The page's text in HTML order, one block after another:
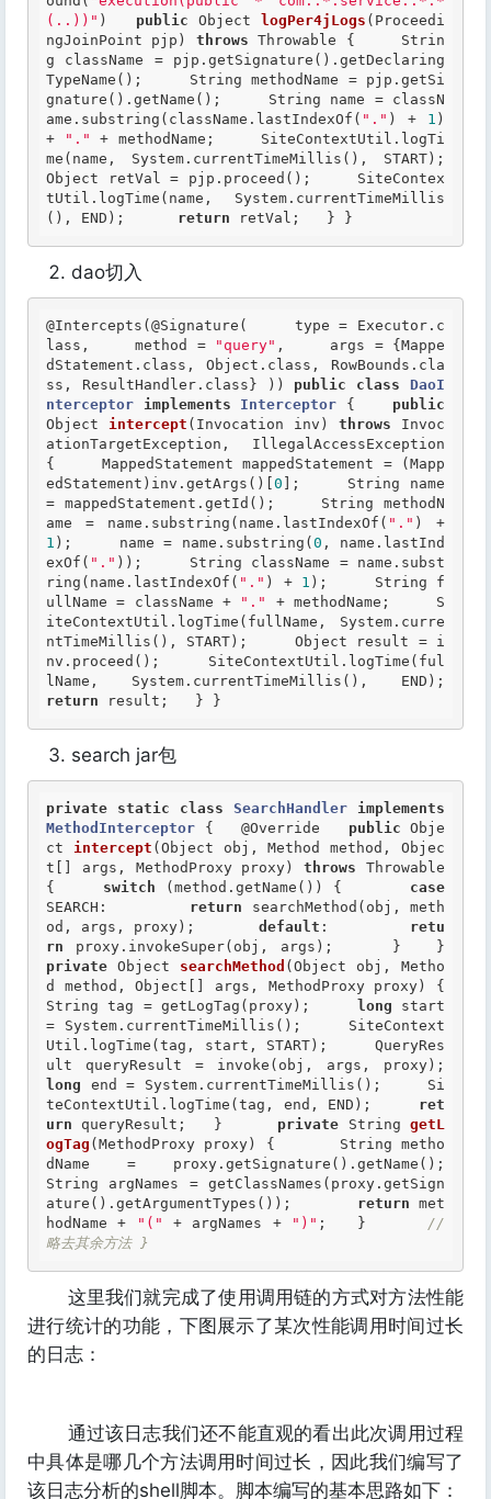
(..))" ) public Object logPer4jLogs (Proceedi
ngJoinPoint pjp) throws Throwable {     Strin
g className = pjp.getSignature().getDeclaring
TypeName();     String methodName = pjp.getSi
gnature().getName();     String name = classN
ame.substring(className.lastIndexOf( "." ) + 1 )
+
"." + methodName;     SiteContextUtil.logTi
me(name, System.currentTimeMillis(), START);
Object retVal = pjp.proceed();     SiteContex
tUtil.logTime(name, System.currentTimeMillis
(), END); return retVal;   } }
dao切入
@Intercepts ( @Signature (     type = Executor.c
lass,     method =
"query" ,     args = {Mappe
dStatement.class, Object.class, RowBounds.cla
ss, ResultHandler.class} )) public class
DaoI
nterceptor
implements Interceptor {
public
Object intercept (Invocation inv) throws Invoc
ationTargetException, IllegalAccessException
{     MappedStatement mappedStatement = (Mapp
edStatement)inv.getArgs()[ 0 ];     String name
= mappedStatement.getId();     String methodN
ame = name.substring(name.lastIndexOf( "."
1 );     name = name.substring( 0 , name.lastInd
exOf( "." ));     String className = name.subst
ring(name.lastIndexOf( "." ) + 1 );     String f
ullName = className +
"."
+ methodName;     S
iteContextUtil.logTime(fullName, System.curre
ntTimeMillis(), START);     Object result = i
nv.proceed();     SiteContextUtil.logTime(ful
return result;   } }
search jar包
private static class SearchHandler
implements
MethodInterceptor { @Override public Obje
ct intercept (Object obj, Method method, Objec
t[] args, MethodProxy proxy) throws Throwable
{ switch (method.getName()) { case
SEARCH: return searchMethod(obj, meth
od, args, proxy); default : retu
rn
private Object searchMethod (Object obj, Metho
d method, Object[] args, MethodProxy proxy) {
String tag = getLogTag(proxy);
long start
= System.currentTimeMillis();     SiteContext
Util.logTime(tag, start, START);     QueryRes
long end = System.currentTimeMillis();     Si
teContextUtil.logTime(tag, end, END); ret
urn queryResult;   } private String getL
ogTag (MethodProxy proxy) {       String metho
dName = proxy.getSignature().getName();
String argNames = getClassNames(proxy.getSign
ature().getArgumentTypes()); return met
hodName +
"(" + argNames + ")" ;   } //
略去其余方法 }
这里我们就完成了使用调用链的方式对方法性能
进行统计的功能，下图展示了某次性能调用时间过长
的日志：
通过该日志我们还不能直观的看出此次调用过程
中具体是哪几个方法调用时间过长，因此我们编写了
该日志分析的shell脚本。脚本编写的基本思路如下：